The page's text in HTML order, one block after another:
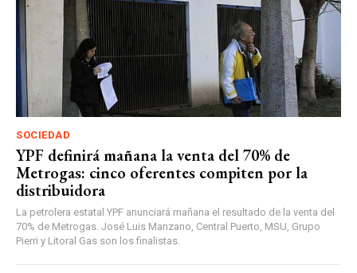
SOCIEDAD
YPF definirá mañana la venta del 70% de
Metrogas: cinco oferentes compiten por la
distribuidora
La petrolera estatal YPF anunciará mañana el resultado de la venta del
70% de Metrogas. José Luis Manzano, Central Puerto, MSU, Grupo
Pierri y Litoral Gas son los finalistas.